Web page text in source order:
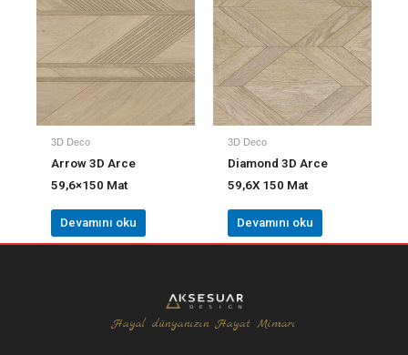
3D Deco
Arrow 3D Arce
59,6×150 Mat
Devamını oku
3D Deco
Diamond 3D Arce
59,6X 150 Mat
Devamını oku
Hayal dünyanızın Hayat Mimarı